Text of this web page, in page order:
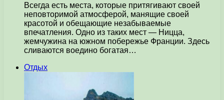
Всегда есть места, которые притягивают своей
неповторимой атмосферой, манящие своей
красотой и обещающие незабываемые
впечатления. Одно из таких мест — Ницца,
жемчужина на южном побережье Франции. Здесь
сливаются воедино богатая…
Отдых